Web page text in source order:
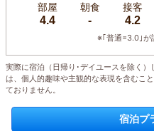
部屋
4.4
朝食
-
接客
4.2
※｢普通=3.0｣が
実際に宿泊（日帰り･デイユースを除く
は、個人的趣味や主観的な表現を含むこと
ておりません。
宿泊プ